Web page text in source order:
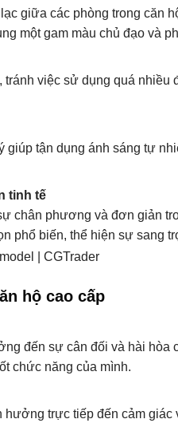
giữa các phòng trong căn
một gam màu chủ đạo và
việc sử dụng quá nhiều
tận dụng ánh sáng tự
tinh tế
chân phương và đơn giản
phổ biến, thể hiện sự sang
hộ cao cấp
đến sự cân đối và hài hòa
chức năng của mình.
hưởng trực tiếp đến cảm